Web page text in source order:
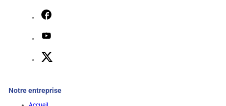
Notre entreprise